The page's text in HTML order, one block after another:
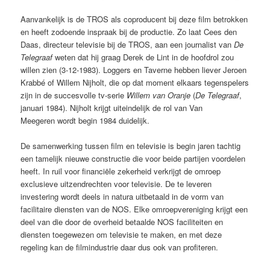
Aanvankelijk is de TROS als coproducent bij deze film betrokken
en heeft zodoende inspraak bij de productie. Zo laat Cees den
Daas, directeur televisie bij de TROS, aan een journalist vanDe
Telegraafweten dat hij graag Derek de Lint in de hoofdrol zou
willen zien (3-12-1983). Loggers en Taverne hebben liever Jeroen
Krabbé of Willem Nijholt, die op dat moment elkaars tegenspelers
zijn in de succesvolle tv-serie Willem van Oranje (De Telegraaf,
januari 1984). Nijholt krijgt uiteindelijk de rol van Van
Meegeren wordt begin 1984 duidelijk.
De samenwerking tussen film en televisie is begin jaren tachtig
een tamelijk nieuwe constructie die voor beide partijen voordelen
heeft. In ruil voor financiële zekerheid verkrijgt de omroep
exclusieve uitzendrechten voor televisie. De te leveren
investering wordt deels in natura uitbetaald in de vorm van
facilitaire diensten van de NOS. Elke omroepvereniging krijgt een
deel van die door de overheid betaalde NOS faciliteiten en
diensten toegewezen om televisie te maken, en met deze
regeling kan de filmindustrie daar dus ook van profiteren.